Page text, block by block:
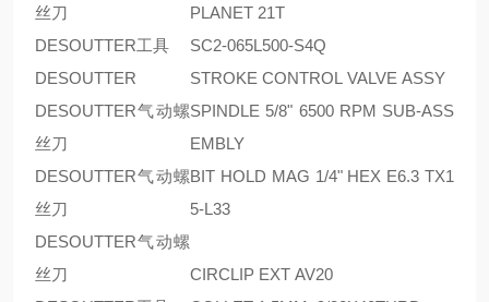
丝刀
PLANET 21T
DESOUTTER工具
SC2-065L500-S4Q
DESOUTTER
STROKE CONTROL VALVE ASSY
DESOUTTER气动螺
丝刀
SPINDLE 5/8" 6500 RPM SUB-ASS
EMBLY
DESOUTTER气动螺
丝刀
BIT HOLD MAG 1/4" HEX E6.3 TX1
5-L33
DESOUTTER气动螺
丝刀
CIRCLIP EXT AV20